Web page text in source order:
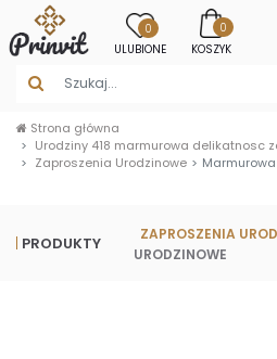
0
ULUBIONE
0
KOSZYK
Strona główna
Urodziny 418 marmurowa delikatnosc
Zaproszenia Urodzinowe
PRODUKTY ZAPROSZENIA
URODZINOWE